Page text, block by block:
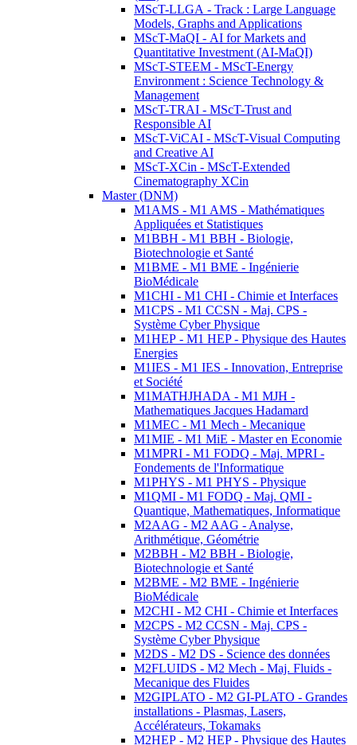
MScT-LLGA - Track : Large Language
Models, Graphs and Applications
MScT-MaQI - AI for Markets and
Quantitative Investment (AI-MaQI)
MScT-STEEM - MScT-Energy
Environment : Science Technology &
Management
MScT-TRAI - MScT-Trust and
Responsible AI
MScT-ViCAI - MScT-Visual Computing
and Creative AI
MScT-XCin - MScT-Extended
Cinematography XCin
Master (DNM)
M1AMS - M1 AMS - Mathématiques
Appliquées et Statistiques
M1BBH - M1 BBH - Biologie,
Biotechnologie et Santé
M1BME - M1 BME - Ingénierie
BioMédicale
M1CHI - M1 CHI - Chimie et Interfaces
M1CPS - M1 CCSN - Maj. CPS -
Système Cyber Physique
M1HEP - M1 HEP - Physique des Hautes
Energies
M1IES - M1 IES - Innovation, Entreprise
et Société
M1MATHJHADA - M1 MJH -
Mathematiques Jacques Hadamard
M1MEC - M1 Mech - Mecanique
M1MIE - M1 MiE - Master en Economie
M1MPRI - M1 FODQ - Maj. MPRI -
Fondements de l'Informatique
M1PHYS - M1 PHYS - Physique
M1QMI - M1 FODQ - Maj. QMI -
Quantique, Mathematiques, Informatique
M2AAG - M2 AAG - Analyse,
Arithmétique, Géométrie
M2BBH - M2 BBH - Biologie,
Biotechnologie et Santé
M2BME - M2 BME - Ingénierie
BioMédicale
M2CHI - M2 CHI - Chimie et Interfaces
M2CPS - M2 CCSN - Maj. CPS -
Système Cyber Physique
M2DS - M2 DS - Science des données
M2FLUIDS - M2 Mech - Maj. Fluids -
Mecanique des Fluides
M2GIPLATO - M2 GI-PLATO - Grandes
installations - Plasmas, Lasers,
Accélérateurs, Tokamaks
M2HEP - M2 HEP - Physique des Hautes